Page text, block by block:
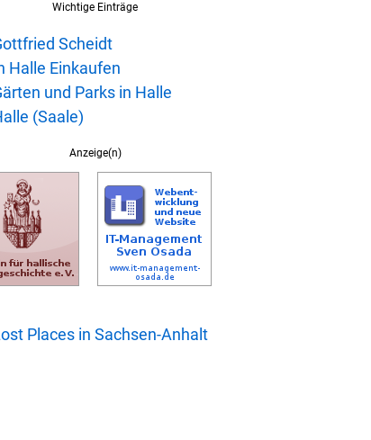
Wichtige Einträge
Scheidt
Halle Einkaufen
und Parks in Halle
(Saale)
Anzeige(n)
Places in Sachsen-Anhalt